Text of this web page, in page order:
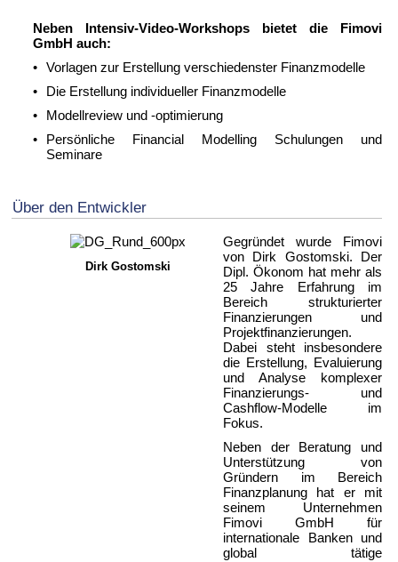
Neben Intensiv-Video-Workshops bietet die Fimovi
GmbH auch:
• Vorlagen zur Erstellung verschiedenster Finanzmodelle
•
Die Erstellung individueller Finanzmodelle
•
Modellreview und -optimierung
•
Persönliche Financial Modelling Schulungen und
Seminare
Über den Entwickler
Dirk Gostomski
Gegründet wurde Fimovi
von Dirk Gostomski. Der
Dipl. Ökonom hat mehr als
25 Jahre Erfahrung im
Bereich strukturierter
Finanzierungen und
Projektfinanzierungen.
Dabei steht insbesondere
die Erstellung, Evaluierung
und Analyse komplexer
Finanzierungs- und
Cashflow-Modelle im
Fokus.
Neben der Beratung und
Unterstützung von
Gründern im Bereich
Finanzplanung hat er mit
seinem Unternehmen
Fimovi GmbH für
internationale Banken und
global tätige